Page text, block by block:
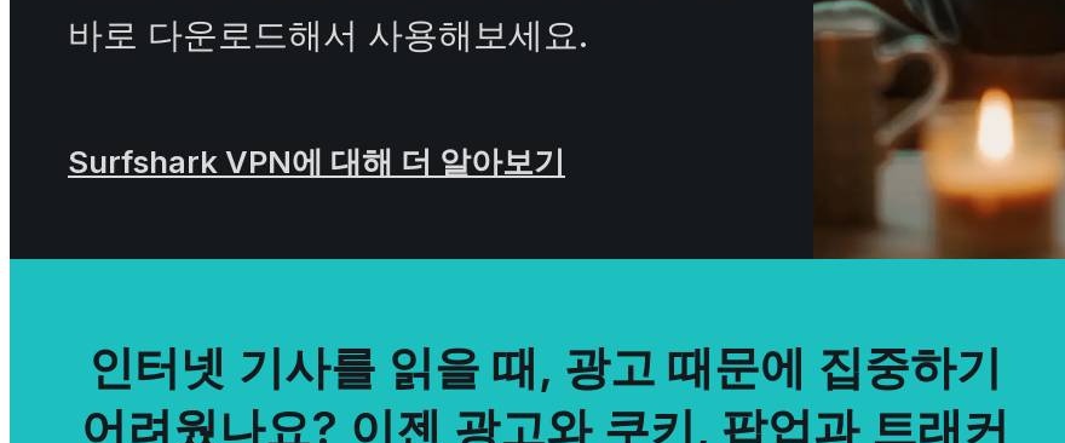
바로 다운로드해서 사용해보세요.
Surfshark VPN에 대해 더 알아보기
인터넷 기사를 읽을 때, 광고 때문에 집중하기
어려웠나요? 이젠 광고와 쿠키, 팝업과 트래커